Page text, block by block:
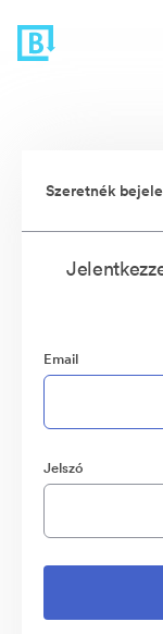
Szeretnék
Email
Jelszó